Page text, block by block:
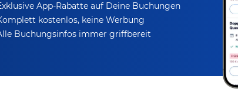
App-Rabatteauf Deine Buchungen
kostenlos, keine Werbung
Buchungsinfos immer griffbereit